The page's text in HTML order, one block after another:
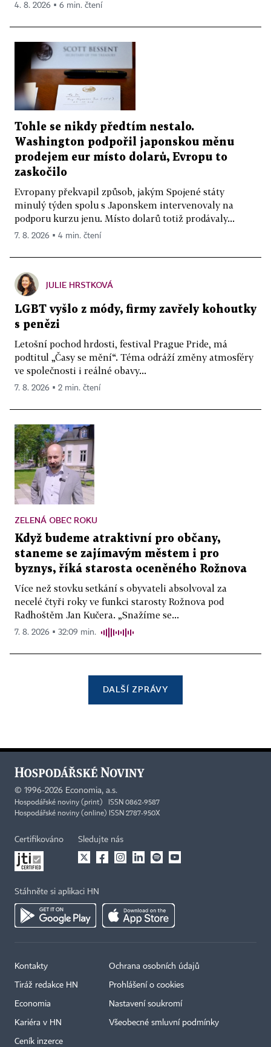
4. 8. 2026 ▪ 6 min. čtení
Tohle se nikdy předtím nestalo.
Washington podpořil japonskou měnu
prodejem eur místo dolarů, Evropu to
zaskočilo
Evropany překvapil způsob, jakým Spojené státy
minulý týden spolu s Japonskem intervenovaly na
podporu kurzu jenu. Místo dolarů totiž prodávaly...
7. 8. 2026 ▪ 4 min. čtení
JULIE HRSTKOVÁ
LGBT vyšlo z módy, firmy zavřely kohoutky
s penězi
Letošní pochod hrdosti, festival Prague Pride, má
podtitul „Časy se mění“. Téma odráží změny atmosféry
ve společnosti i reálné obavy...
7. 8. 2026 ▪ 2 min. čtení
ZELENÁ OBEC ROKU
Když budeme atraktivní pro občany,
staneme se zajímavým městem i pro
byznys, říká starosta oceněného Rožnova
Více než stovku setkání s obyvateli absolvoval za
necelé čtyři roky ve funkci starosty Rožnova pod
Radhoštěm Jan Kučera. „Snažíme se...
7. 8. 2026 ▪ 32:09 min.
DALŠÍ ZPRÁVY
© 1996-2026 Economia, a.s.
Hospodářské noviny (print) ISSN 0862-9587
Hospodářské noviny (online) ISSN 2787-950X
Certifikováno Sledujte nás
Stáhněte si aplikaci HN
Kontakty
Tiráž redakce HN
Economia
Kariéra v HN
Ceník inzerce
Ochrana osobních údajů
Prohlášení o cookies
Nastavení soukromí
Všeobecné smluvní podmínky